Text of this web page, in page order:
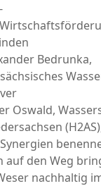
Bedrunka,
Oswald,
auf den Weg
nachhaltig